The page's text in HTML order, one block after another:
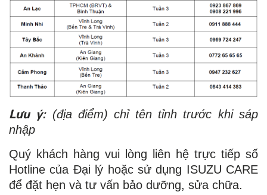
Lưu ý:(địa điểm) chỉ tên tỉnh trước khi sáp
nhập
Quý khách hàng vui lòng liên hệ trực tiếp số
Hotline của Đại lý hoặc sử dụng ISUZU CARE
để đặt hẹn và tư vấn bảo dưỡng, sửa chữa.